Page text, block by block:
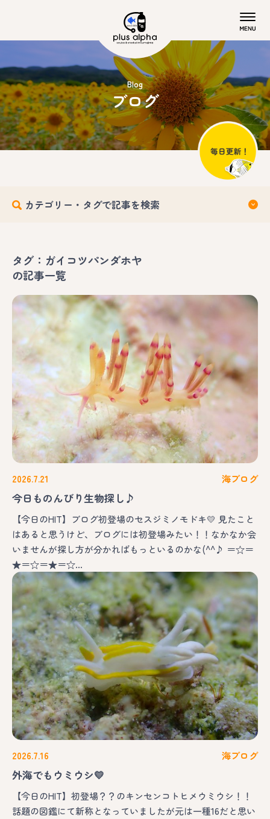
Blog
ブログ
カテゴリー・タグで記事を検索
タグ：ガイコツパンダホヤ
の記事一覧
2026.7.21 海ブログ
今日ものんびり生物探し♪
【今日のHIT】ブログ初登場のセスジミノモドキ💛 見たこと
はあると思うけど、ブログには初登場みたい！！なかなか会
いませんが探し方が分かればもっといるのかな(^^♪ ＝☆＝
★＝☆＝★＝☆…
2026.7.16 海ブログ
外海でもウミウシ💛
【今日のHIT】初登場？？のキンセンコトヒメウミウシ！！
話題の図鑑にて新称となっていましたが元は一種16だと思い